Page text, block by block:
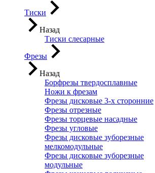
Тиски
Назад
Тиски слесарные
Фрезы
Назад
Борфрезы твердосплавные
Ножи к фрезам
Фрезы дисковые 3-х сторонние
Фрезы отрезные
Фрезы торцевые насадные
Фрезы угловые
Фрезы дисковые зуборезные
мелкомодульные
Фрезы дисковые зуборезные
модульные